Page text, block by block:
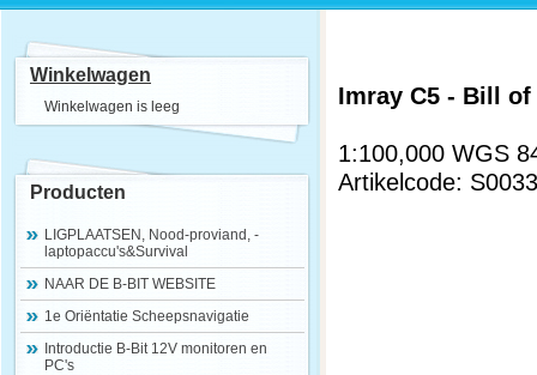
Winkelwagen
Winkelwagen is leeg
Producten
LIGPLAATSEN, Nood-proviand, -
laptopaccu's&Survival
NAAR DE B-BIT WEBSITE
1e Oriëntatie Scheepsnavigatie
Introductie B-Bit 12V monitoren en
PC's
Imray C5 - Bill
1:100,000 WGS
Artikelcode: